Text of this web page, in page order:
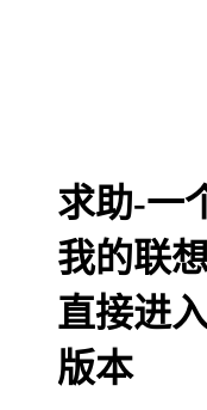
求助-一
我的联
直接进
版本